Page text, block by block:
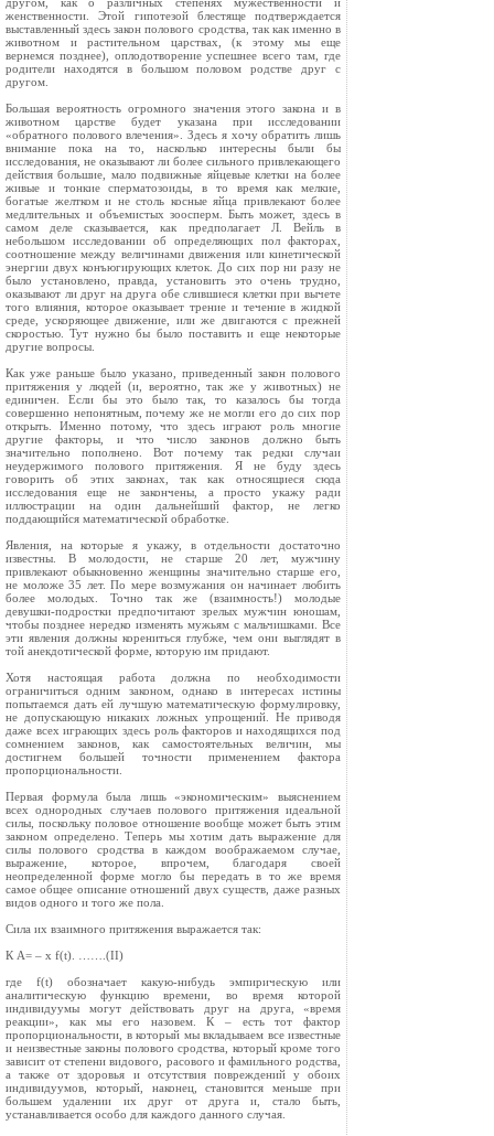
женственности. Этой гипотезой блестяще подтверждается
выставленный здесь закон полового сродства, так как именно в
животном и растительном царствах, (к этому мы еще
вернемся позднее), оплодотворение успешнее всего там, где
родители находятся в большом половом родстве друг с
другом.
Большая вероятность огромного значения этого закона и в
животном царстве будет указана при исследовании
«обратного полового влечения». Здесь я хочу обратить лишь
внимание пока на то, насколько интересны были бы
исследования, не оказывают ли более сильного привлекающего
действия большие, мало подвижные яйцевые клетки на более
живые и тонкие сперматозоиды, в то время как мелкие,
богатые желтком и не столь косные яйца привлекают более
медлительных и объемистых зоосперм. Быть может, здесь в
самом деле сказывается, как предполагает Л. Вейль в
небольшом исследовании об определяющих пол факторах,
соотношение между величинами движения или кинетической
энергии двух конъюгирующих клеток. До сих пор ни разу не
было установлено, правда, установить это очень трудно,
оказывают ли друг на друга обе слившиеся клетки при вычете
того влияния, которое оказывает трение и течение в жидкой
среде, ускоряющее движение, или же двигаются с прежней
скоростью. Тут нужно бы было поставить и еще некоторые
другие вопросы.
Как уже раньше было указано, приведенный закон полового
притяжения у людей (и, вероятно, так же у животных) не
единичен. Если бы это было так, то казалось бы тогда
совершенно непонятным, почему же не могли его до сих пор
открыть. Именно потому, что здесь играют роль многие
другие факторы, и что число законов должно быть
значительно пополнено. Вот почему так редки случаи
неудержимого полового притяжения. Я не буду здесь
говорить об этих законах, так как относящиеся сюда
исследования еще не закончены, а просто укажу ради
иллюстрации на один дальнейший фактор, не легко
поддающийся математической обработке.
Явления, на которые я укажу, в отдельности достаточно
известны. В молодости, не старше 20 лет, мужчину
привлекают обыкновенно женщины значительно старше его,
не моложе 35 лет. По мере возмужания он начинает любить
более молодых. Точно так же (взаимность!) молодые
девушки‑подростки предпочитают зрелых мужчин юношам,
чтобы позднее нередко изменять мужьям с мальчишками. Все
эти явления должны корениться глубже, чем они выглядят в
той анекдотической форме, которую им придают.
Хотя настоящая работа должна по необходимости
ограничиться одним законом, однако в интересах истины
попытаемся дать ей лучшую математическую формулировку,
не допускающую никаких ложных упрощений. Не приводя
даже всех играющих здесь роль факторов и находящихся под
сомнением законов, как самостоятельных величин, мы
достигнем большей точности применением фактора
пропорциональности.
Первая формула была лишь «экономическим» выяснением
всех однородных случаев полового притяжения идеальной
силы, поскольку половое отношение вообще может быть этим
законом определено. Теперь мы хотим дать выражение для
силы полового сродства в каждом воображаемом случае,
выражение, которое, впрочем, благодаря своей
неопределенной форме могло бы передать в то же время
самое общее описание отношений двух существ, даже разных
видов одного и того же пола.
Сила их взаимного притяжения выражается так:
К А= – x f(t). …….(II)
где f(t) обозначает какую‑нибудь эмпирическую или
аналитическую функцию времени, во время которой
индивидуумы могут действовать друг на друга, «время
реакции», как мы его назовем. К – есть тот фактор
пропорциональности, в который мы вкладываем все известные
и неизвестные законы полового сродства, который кроме того
зависит от степени видового, расового и фамильного родства,
а также от здоровья и отсутствия повреждений у обоих
индивидуумов, который, наконец, становится меньше при
большем удалении их друг от друга и, стало быть,
устанавливается особо для каждого данного случая.